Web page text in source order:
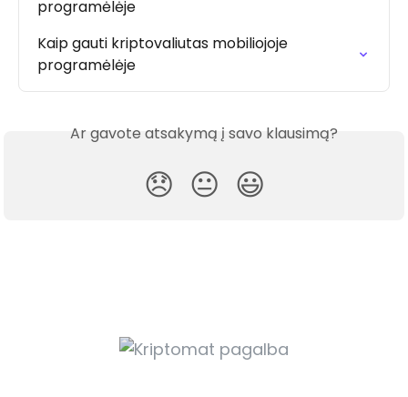
programėlėje
Kaip gauti kriptovaliutas mobiliojoje
programėlėje
Ar gavote atsakymą į savo klausimą?
😞 😐 😃